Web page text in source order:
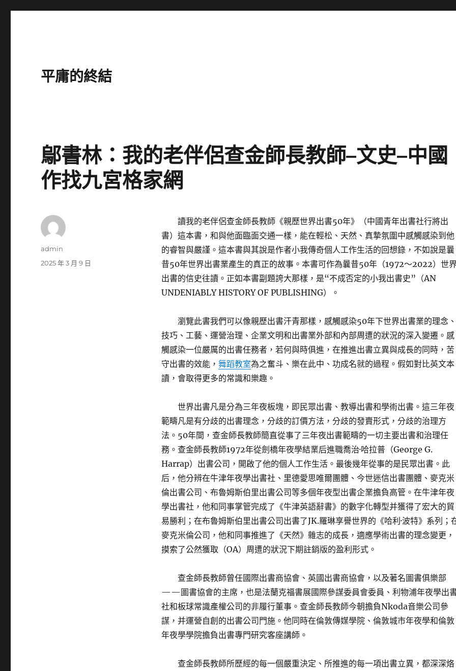
平庸的終結
鄔書林：我的老伴侶查金師長教師–文史–中國
作找九宮格家網
讀我的老伴侶查金師長教師《親歷世界出書50年》（中國青年出書社行將出
書）這本書，和與他面臨面交通一樣，能在輕松、天然、真摯氛圍中感觸感染到他
的睿智與嚴謹。這本書與其說是作者小我傳奇個人工作生活的回想錄，不如說是曩
昔50年世界出書業產生的真正的故事。本書可作為曩昔50年（1972～2022）世
出書的信史往讀。正如本書副題誇大那樣，是“不成否定的小我出書史”（AN
UNDENIABLY HISTORY OF PUBLISHING）。
瀏覽此書我們可以像親歷出書汗青那樣，感觸感染50年下世界出書業的理念、
技巧、工藝、運營治理、企業文明和出書業外部和內部周遭的狀況的深入變遷。感
觸感染一位嚴厲的出書任務者，若何與時俱進，在推進出書立異與成長的同時，苦
守出書的效能， 舞蹈教室為之奮斗、樂在此中、功成名就的過程。假如對比英文本
讀，會取得更多的常識和樂趣。
世界出書凡是分為三年夜板塊，即民眾出書、教導出書和學術出書。這三年夜
範疇凡是有分歧的出書理念，分歧的訂價方法，分歧的發賣形式，分歧的治理方
法。50年間，查金師長教師簡直從事了三年夜出書範疇的一切主要出書和治理任
務。查金師長教師1972年從劍橋年夜學結業后進職喬治·哈拉普（George G.
Harrap）出書公司，開啟了他的個人工作生活。最後幾年從事的是民眾出書。此
后，他分辨在牛津年夜學出書社、里德愛思唯爾團體、今世迷信出書團體、麥克米
倫出書公司、布魯姆斯伯里出書公司等多個年夜型出書企業擔負高管。在牛津年夜
學出書社，他和同事掌管完成了《牛津英語辭書》的數字化轉型并獲得了宏大的貿
易勝利；在布魯姆斯伯里出書公司出書了JK.羅琳享譽世界的《哈利·波特》系列；
麥克米倫公司，他和同事推進了《天然》雜志的成長，適應學術出書的理念變更，
摸索了公然獲取（OA）周遭的狀況下期註銷版的盈利形式。
查金師長教師曾任國際出書商協會、英國出書商協會，以及著名圖書俱樂部
——圖書協會的主席，也是法蘭克福書展國際參謀委員會委員、利物浦年夜學出
社和板球常識產權公司的非履行董事。查金師長教師今朝擔負Nkoda音樂公司參
謀，并運營自創的出書公司門施。他同時在倫敦傳媒學院、倫敦城市年夜學和倫敦
年夜學學院擔負出書專門研究客座講師。
查金師長教師所歷經的每一個嚴重決定、所推進的每一項出書立異，都深深烙
作
admin
發
2025 年 3 月 9 日